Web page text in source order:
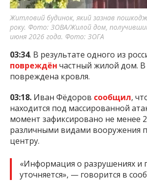
Житловий будинок, який зазнав
року. Фото: ЗОВА/Жилой дом,
июня 2026 года. Фото: ЗОГА
03:34. В результате одного из
повреждён частный жилой дом. В
повреждена кровля.
03:18. Иван Фёдоров сообщил,
находится под массированной
момент зафиксировано не менее
различными видами вооружения
центру.
«Информация о разрушениях и
уточняется», — говорится в